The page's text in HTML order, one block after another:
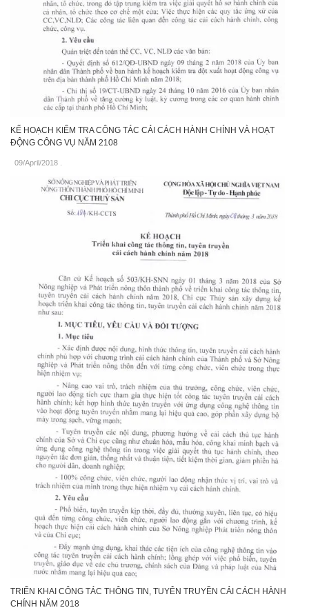
KẾ HOẠCH KIỂM TRA CÔNG TÁC CẢI CÁCH HÀNH CHÍNH VÀ HOẠT
ĐỘNG CÔNG VỤ NĂM 2108
09/April/2018
TRIỂN KHAI CÔNG TÁC THÔNG TIN, TUYÊN TRUYỀN CẢI CÁCH HÀNH
CHÍNH NĂM 2018